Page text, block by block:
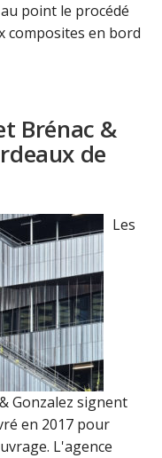
point le procédé
composites en bord
Brénac &
de
Les
Gonzalez signent
en 2017 pour
L'agence